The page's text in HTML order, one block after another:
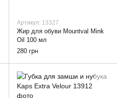
Артикул: 13327
Жир для обуви Mountval Mink
Oil 100 мл
280 грн